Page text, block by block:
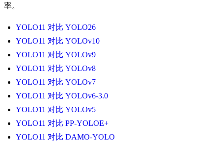
率。
YOLO11 对比 YOLO26
YOLO11 对比 YOLOv10
YOLO11 对比 YOLOv9
YOLO11 对比 YOLOv8
YOLO11 对比 YOLOv7
YOLO11 对比 YOLOv6-3.0
YOLO11 对比 YOLOv5
YOLO11 对比 PP-YOLOE+
YOLO11 对比 DAMO-YOLO